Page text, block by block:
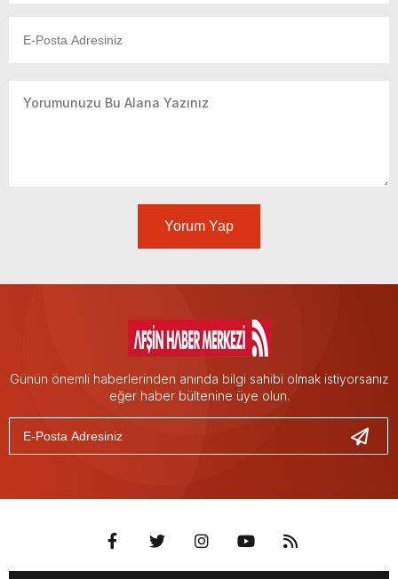
Yorum Yap
Günün önemli haberlerinden anında bilgi sahibi olmak istiyorsanız
eğer haber bültenine üye olun.